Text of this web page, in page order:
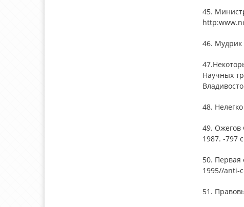
45.
46. Мудрик
Научных
48.
49. Ожегов
1987. -797
50. Первая
1995//anti-
51.